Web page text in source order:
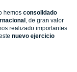
hemos consolidado
, de gran valor
realizado importantes
nuevo ejercicio